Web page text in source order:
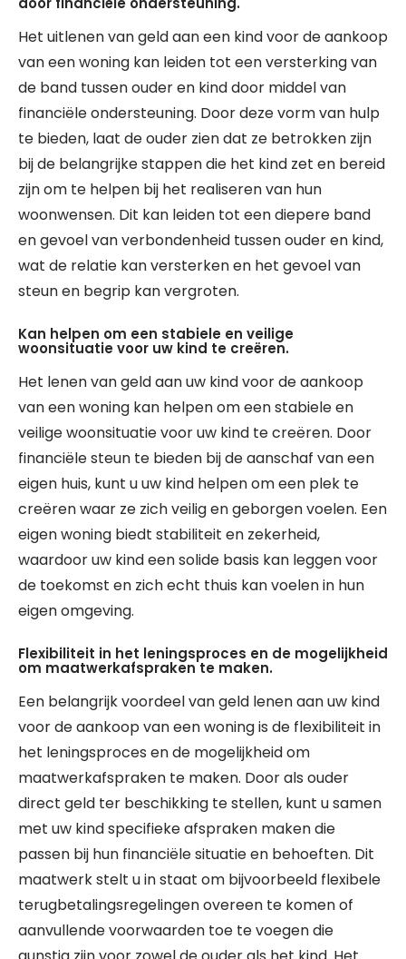
Het uitlenen van geld aan een kind voor de aankoop
van een woning kan leiden tot een versterking van
de band tussen ouder en kind door middel van
financiële ondersteuning. Door deze vorm van hulp
te bieden, laat de ouder zien dat ze betrokken zijn
bij de belangrijke stappen die het kind zet en bereid
zijn om te helpen bij het realiseren van hun
woonwensen. Dit kan leiden tot een diepere band
en gevoel van verbondenheid tussen ouder en kind,
wat de relatie kan versterken en het gevoel van
steun en begrip kan vergroten.
Kan helpen om een stabiele en veilige
woonsituatie voor uw kind te creëren.
Het lenen van geld aan uw kind voor de aankoop
van een woning kan helpen om een stabiele en
veilige woonsituatie voor uw kind te creëren. Door
financiële steun te bieden bij de aanschaf van een
eigen huis, kunt u uw kind helpen om een plek te
creëren waar ze zich veilig en geborgen voelen. Een
eigen woning biedt stabiliteit en zekerheid,
waardoor uw kind een solide basis kan leggen voor
de toekomst en zich echt thuis kan voelen in hun
eigen omgeving.
Flexibiliteit in het leningsproces en de mogelijkheid
om maatwerkafspraken te maken.
Een belangrijk voordeel van geld lenen aan uw kind
voor de aankoop van een woning is de flexibiliteit in
het leningsproces en de mogelijkheid om
maatwerkafspraken te maken. Door als ouder
direct geld ter beschikking te stellen, kunt u samen
met uw kind specifieke afspraken maken die
passen bij hun financiële situatie en behoeften. Dit
maatwerk stelt u in staat om bijvoorbeeld flexibele
terugbetalingsregelingen overeen te komen of
aanvullende voorwaarden toe te voegen die